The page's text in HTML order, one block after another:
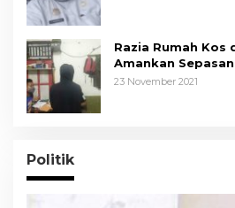
Razia Rumah Kos
Amankan
Mengaku
23 November 2021
Politik